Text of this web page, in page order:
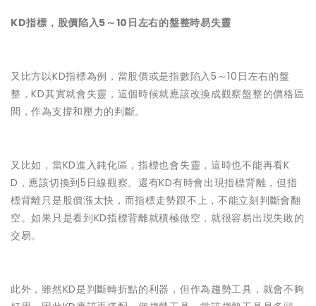
KD指標，股價陷入5～10日左右的盤整時易失靈
又比方以KD指標為例，當股價或是指數陷入5～10日左右的盤
整，KD其實就會失靈，這個時候就應該改換成觀察盤整的價格區
間，作為支撐和壓力的判斷。
又比如，當KD進入鈍化區，指標也會失靈，這時也不能再看K
D，應該切換到5日線觀察。還有KD有時會出現指標背離，但指
標背離只是股價漲太快，而指標走勢跟不上，不能立刻判斷會翻
空。如果只是看到KD指標背離就積極做空，就很容易出現失敗的
交易。
此外，雖然KD是判斷轉折點的利器，但作為趨勢工具，就會不夠